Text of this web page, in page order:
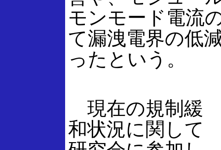
モンモード電流
て漏洩電界の低
ったという。
現在の規制緩
和状況に関して